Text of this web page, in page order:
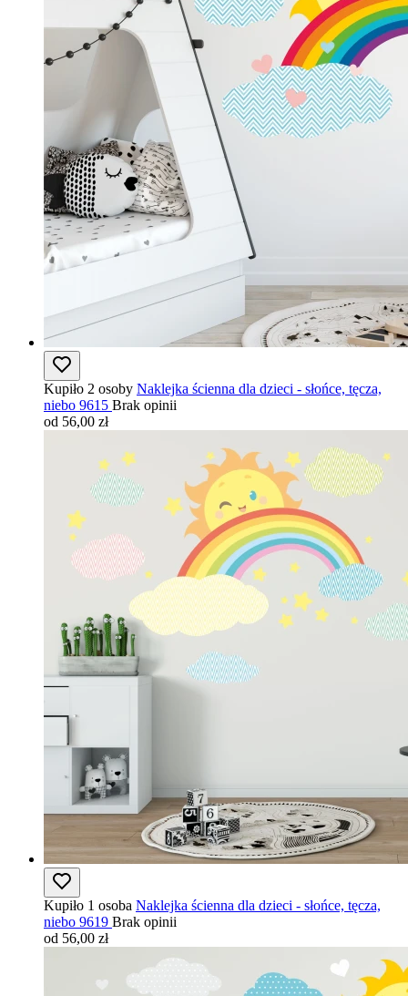
Kupiło 2 osoby Naklejka ścienna dla dzieci - słońce, tęcza,
niebo 9615 Brak opinii
od 56,00 zł
Kupiło 1 osoba Naklejka ścienna dla dzieci - słońce, tęcza,
niebo 9619 Brak opinii
od 56,00 zł